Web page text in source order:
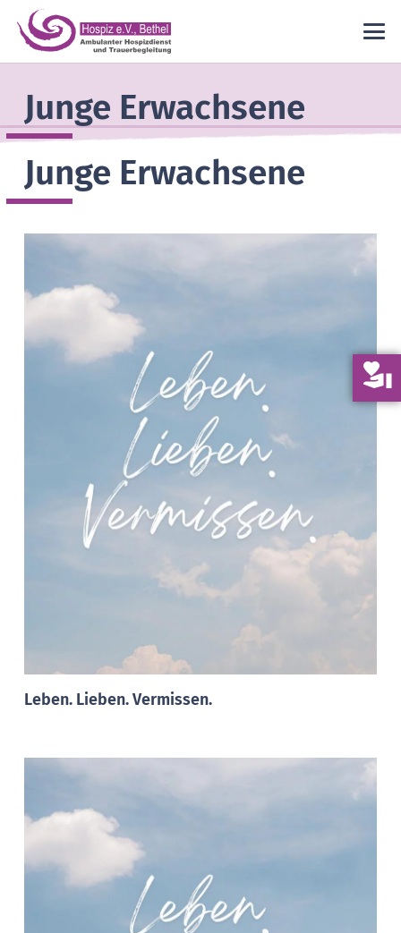
Junge Erwachsene
Junge Erwachsene
Leben. Lieben. Vermissen.
volunteer_activism